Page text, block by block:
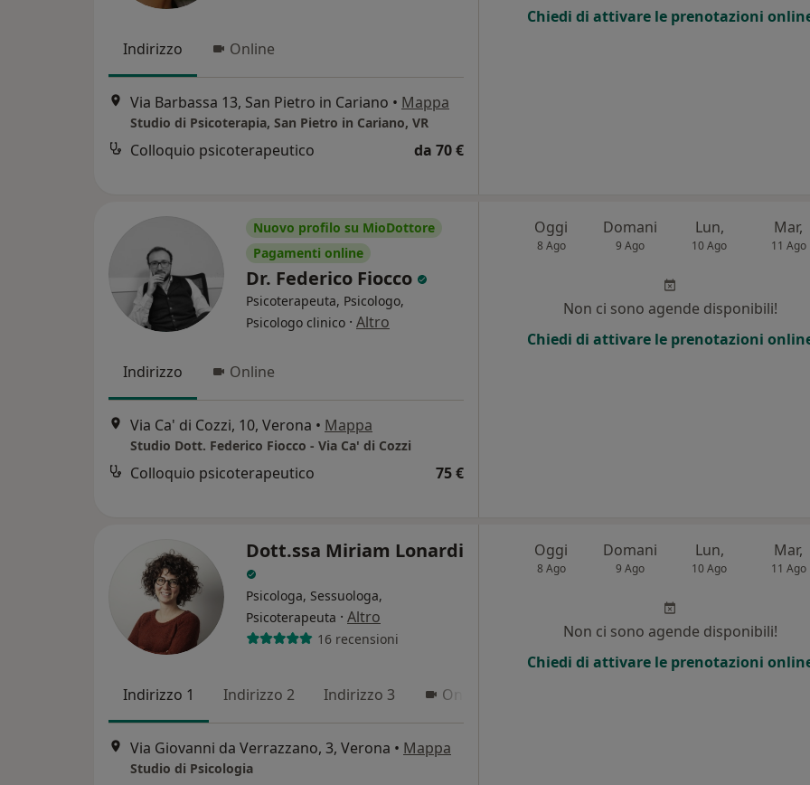
Indirizzo Online
Via Barbassa 13, San Pietro in Cariano • Mappa
Studio di Psicoterapia, San Pietro in Cariano, VR
Colloquio psicoterapeutico da 70 €
Chiedi di attivare le prenotazioni
Nuovo profilo su MioDottore
Pagamenti online
Dr. Federico Fiocco
Psicoterapeuta, Psicologo,
Psicologo clinico · Altro
Indirizzo Online
Via Ca' di Cozzi, 10, Verona • Mappa
Studio Dott. Federico Fiocco - Via Ca' di Cozzi
Colloquio psicoterapeutico 75 €
Oggi
8 Ago
Domani
9 Ago
Lun,
10 Ago
Mar,
11 Ago
Non ci sono agende disponibili!
Chiedi di attivare le prenotazioni
Dott.ssa Miriam Lonardi
Psicologa, Sessuologa,
Psicoterapeuta · Altro
16 recensioni
Indirizzo 1 Indirizzo 2 Indirizzo 3 Online
Via Giovanni da Verrazzano, 3, Verona • Mappa
Studio di Psicologia
Oggi
8 Ago
Domani
9 Ago
Lun,
10 Ago
Mar,
11 Ago
Non ci sono agende disponibili!
Chiedi di attivare le prenotazioni